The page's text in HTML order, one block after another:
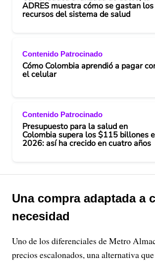
ADRES muestra cómo se gastan los
recursos del sistema de salud
Contenido Patrocinado
Cómo Colombia aprendió a pagar
el celular
Contenido Patrocinado
Presupuesto para la salud en
Colombia supera los $115 billones
2026: así ha crecido en cuatro años
Una compra adaptada a
necesidad
Uno de los diferenciales de Metro
precios escalonados, una alternativa